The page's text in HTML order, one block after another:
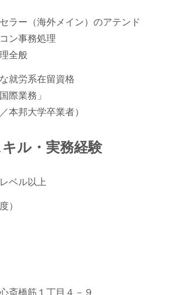
ラー（海外メイン）のアテンド
ン事務処理
全般
就労系在留資格
際業務」
本邦大学卒業者）
ル・実務経験
ベル以上
）
斎橋筋１丁目４－９